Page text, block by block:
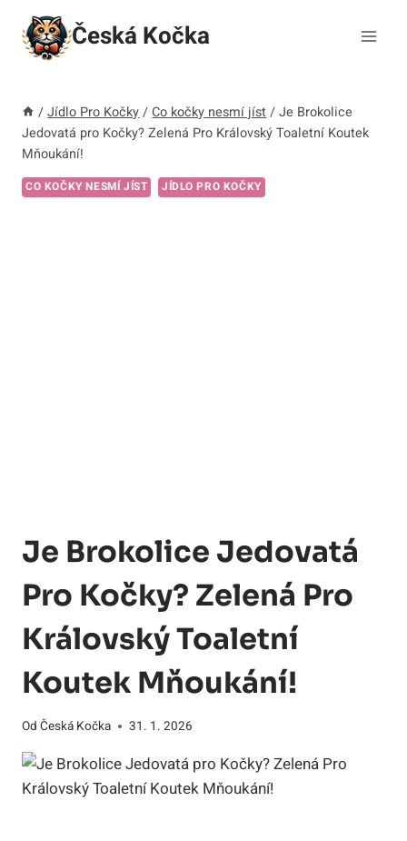
Přeskočit
obsah
Česká Kočka
/ Jídlo Pro Kočky / Co kočky nesmí jíst / Je Brokolice
Jedovatá pro Kočky? Zelená Pro Královský Toaletní Koutek
Mňoukání!
CO KOČKY NESMÍ JÍST JÍDLO PRO KOČKY
Je Brokolice Jedovatá
Pro Kočky? Zelená Pro
Královský Toaletní
Koutek Mňoukání!
Od Česká Kočka 31. 1. 2026